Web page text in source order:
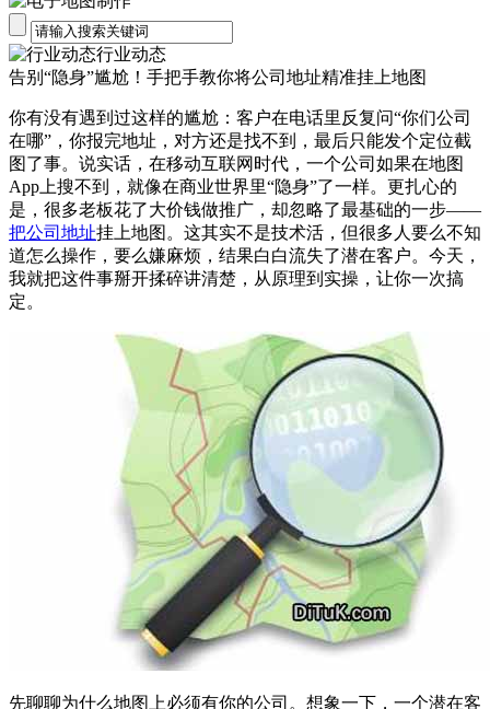
行业动态
告别“隐身”尴尬！手把手教你将公司地址精准挂上地图
你有没有遇到过这样的尴尬：客户在电话里反复问“你们公司
在哪”，你报完地址，对方还是找不到，最后只能发个定位截
图了事。说实话，在移动互联网时代，一个公司如果在地图
App上搜不到，就像在商业世界里“隐身”了一样。更扎心的
是，很多老板花了大价钱做推广，却忽略了最基础的一步——
把公司地址挂上地图。这其实不是技术活，但很多人要么不知
道怎么操作，要么嫌麻烦，结果白白流失了潜在客户。今天，
我就把这件事掰开揉碎讲清楚，从原理到实操，让你一次搞
定。
先聊聊为什么地图上必须有你的公司。想象一下，一个潜在客